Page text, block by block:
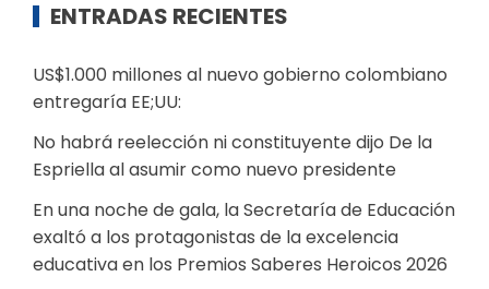
ENTRADAS RECIENTES
US$1.000 millones al nuevo gobierno colombiano
entregaría EE;UU:
No habrá reelección ni constituyente dijo De la
Espriella al asumir como nuevo presidente
En una noche de gala, la Secretaría de Educación
exaltó a los protagonistas de la excelencia
educativa en los Premios Saberes Heroicos 2026